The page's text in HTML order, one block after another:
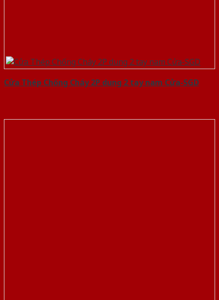
Cửa Thép Chống Cháy 2P dung 2 tay nam Cửa-SGD